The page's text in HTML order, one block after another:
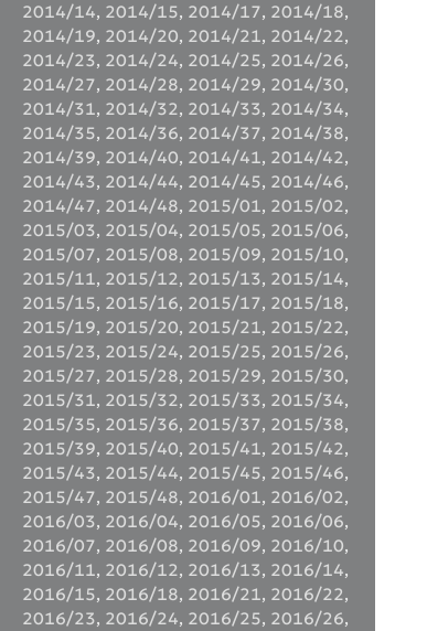
2014/14, 2014/15, 2014/17, 2014/18,
2014/19, 2014/20, 2014/21, 2014/22,
2014/23, 2014/24, 2014/25, 2014/26,
2014/27, 2014/28, 2014/29, 2014/30,
2014/31, 2014/32, 2014/33, 2014/34,
2014/35, 2014/36, 2014/37, 2014/38,
2014/39, 2014/40, 2014/41, 2014/42,
2014/43, 2014/44, 2014/45, 2014/46,
2014/47, 2014/48, 2015/01, 2015/02,
2015/03, 2015/04, 2015/05, 2015/06,
2015/07, 2015/08, 2015/09, 2015/10,
2015/11, 2015/12, 2015/13, 2015/14,
2015/15, 2015/16, 2015/17, 2015/18,
2015/19, 2015/20, 2015/21, 2015/22,
2015/23, 2015/24, 2015/25, 2015/26,
2015/27, 2015/28, 2015/29, 2015/30,
2015/31, 2015/32, 2015/33, 2015/34,
2015/35, 2015/36, 2015/37, 2015/38,
2015/39, 2015/40, 2015/41, 2015/42,
2015/43, 2015/44, 2015/45, 2015/46,
2015/47, 2015/48, 2016/01, 2016/02,
2016/03, 2016/04, 2016/05, 2016/06,
2016/07, 2016/08, 2016/09, 2016/10,
2016/11, 2016/12, 2016/13, 2016/14,
2016/15, 2016/18, 2016/21, 2016/22,
2016/23, 2016/24, 2016/25, 2016/26,